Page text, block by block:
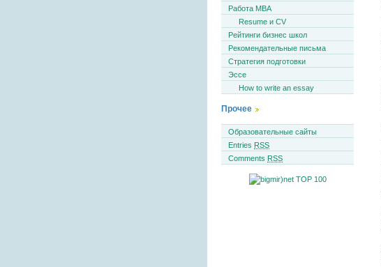
Работа MBA
Resume и CV
Рейтинги бизнес школ
Рекомендательные письма
Стратегия подготовки
Эссе
How to write an essay
Прочее
Образовательные сайты
Entries RSS
Comments RSS